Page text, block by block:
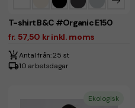
T-shirt B&C #Organic E150
fr. 57,50 kr inkl. moms
Antal från: 25 st
10 arbetsdagar
Ekologisk